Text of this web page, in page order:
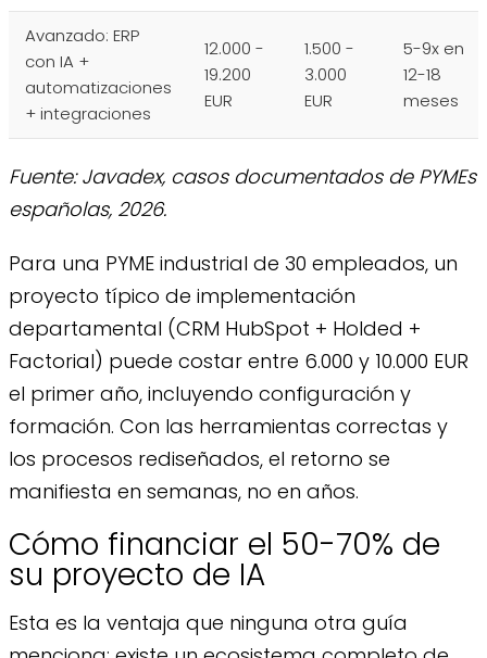
Avanzado: ERP
con IA +
automatizaciones
+ integraciones
12.000 -
19.200
EUR
1.500 -
3.000
EUR
5-9x en
12-18
meses
Fuente: Javadex, casos documentados de PYMEs
españolas, 2026.
Para una PYME industrial de 30 empleados, un
proyecto típico de implementación
departamental (CRM HubSpot + Holded +
Factorial) puede costar entre 6.000 y 10.000 EUR
el primer año, incluyendo configuración y
formación. Con las herramientas correctas y
los procesos rediseñados, el retorno se
manifiesta en semanas, no en años.
Cómo financiar el 50-70% de
su proyecto de IA
Esta es la ventaja que ninguna otra guía